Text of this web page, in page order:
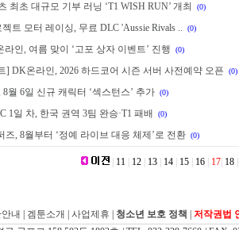
최초 대규모 기부 러닝 ‘T1 WISH RUN’ 개최
(0)
트 모터 레이싱, 무료 DLC 'Aussie Rivals ..
(0)
라인, 여름 맞이 ‘고포 상자 이벤트’ 진행
(0)
] DK온라인, 2026 하드코어 시즌 서버 사전예약 오픈
(0)
월 6일 신규 캐릭터 ‘섹스턴스’ 추가 (0)
1일 차, 한국 권역 3팀 완승·T1 패배
(0)
즈, 8월부터 ‘정예 라이브 대응 체제’로 전환 (0)
11 12 13 14 15 16 17| 18
내 겜툰소개 사업제휴 청소년 보호 정책 저작권법